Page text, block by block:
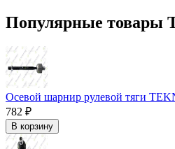
Популярные товары
Осевой шарнир рулевой тяги
782 ₽
В корзину